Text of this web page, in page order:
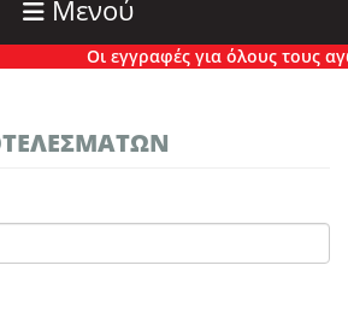
Μενού
Οι εγγραφές για όλους τους